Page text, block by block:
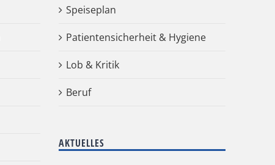
Speiseplan
Patientensicherheit & Hygiene
Lob & Kritik
Beruf
AKTUELLES